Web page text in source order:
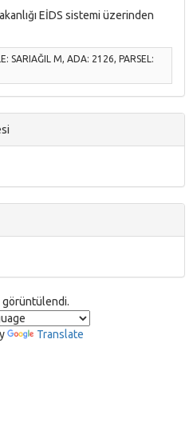
EİDS sistemi üzerinden
SARIAĞIL M, ADA: 2126, PARSEL:
görüntülendi.
Translate